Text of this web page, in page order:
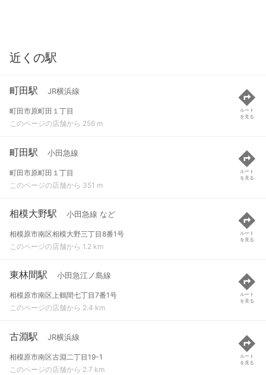
近くの駅
町田駅 JR横浜線
町田市原町田１丁目
このページの店舗から 256 m
ルート
を見る
町田駅 小田急線
町田市原町田１丁目
このページの店舗から 351 m
ルート
を見る
相模大野駅 小田急線 など
相模原市南区相模大野三丁目8番1号
このページの店舗から 1.2 km
ルート
を見る
東林間駅 小田急江ノ島線
相模原市南区上鶴間七丁目7番1号
このページの店舗から 2.4 km
ルート
を見る
古淵駅 JR横浜線
相模原市南区古淵二丁目19-1
このページの店舗から 2.7 km
ルート
を見る